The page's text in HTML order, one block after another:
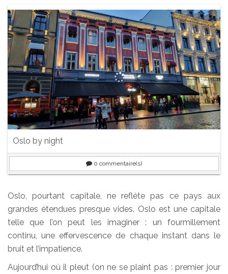
Oslo by night
0 commentaire(s)
Oslo, pourtant capitale, ne reflète pas ce pays aux
grandes étendues presque vides. Oslo est une capitale
telle que l’on peut les imaginer : un fourmillement
continu, une effervescence de chaque instant dans le
bruit et l’impatience.
Aujourd’hui où il pleut (on ne se plaint pas : premier jour